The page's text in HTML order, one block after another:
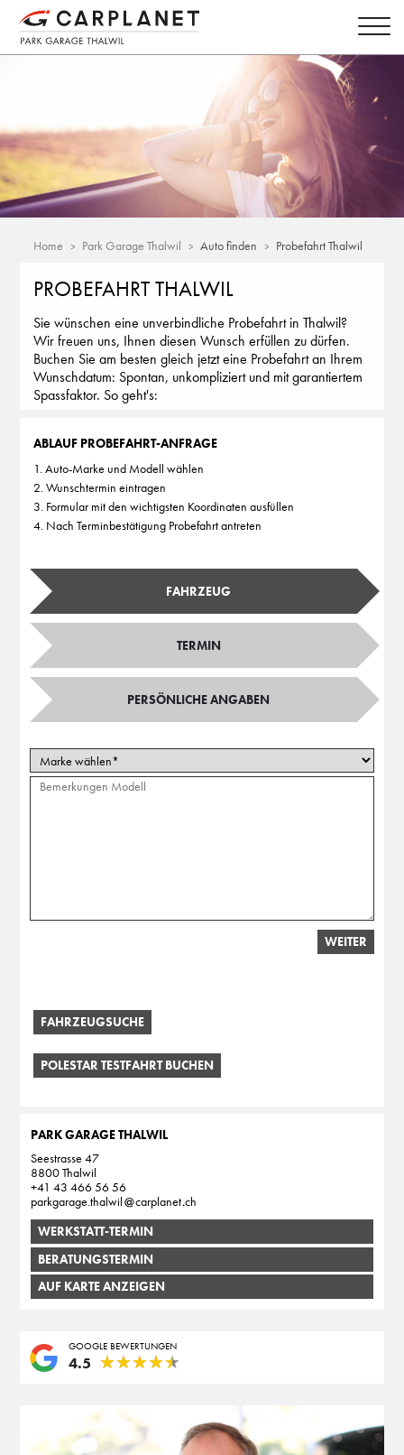
Home Park Garage Thalwil Auto finden Probefahrt Thalwil
PROBEFAHRT THALWIL
Sie wünschen eine unverbindliche Probefahrt in Thalwil?
Wir freuen uns, Ihnen diesen Wunsch erfüllen zu dürfen.
Buchen Sie am besten gleich jetzt eine Probefahrt an Ihrem
Wunschdatum: Spontan, unkompliziert und mit garantiertem
Spassfaktor. So geht's:
ABLAUF PROBEFAHRT-ANFRAGE
1. Auto-Marke und Modell wählen
2. Wunschtermin eintragen
3. Formular mit den wichtigsten Koordinaten ausfüllen
4. Nach Terminbestätigung Probefahrt antreten
FAHRZEUG
TERMIN
PERSÖNLICHE ANGABEN
WEITER
FAHRZEUGSUCHE
POLESTAR TESTFAHRT BUCHEN
PARK GARAGE THALWIL
Seestrasse 47
8800 Thalwil
+41 43 466 56 56
parkgarage.thalwil
carplanet ch
WERKSTATT-TERMIN
BERATUNGSTERMIN
AUF KARTE ANZEIGEN
GOOGLE BEWERTUNGEN
4.5 ★★★★★
★★★★★